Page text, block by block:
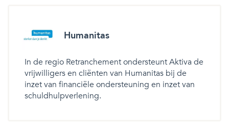
Humanitas
In de regio Retranchement ondersteunt Aktiva de
vrijwilligers en cliënten van Humanitas bij de
inzet van financiële ondersteuning en inzet van
schuldhulpverlening.